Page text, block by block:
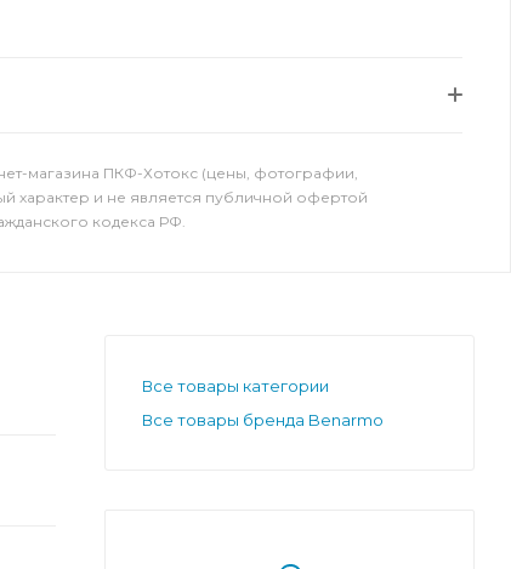
магазина ПКФ-Хотокс (цены, фотографии,
характер и не является публичной офертой
кодекса РФ.
Все товары категории
Все товары бренда Benarmo